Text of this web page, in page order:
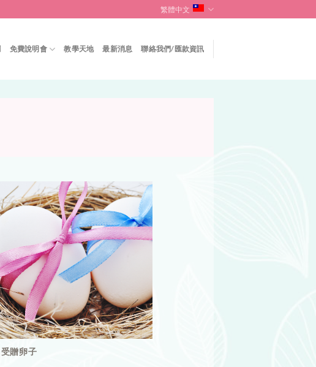
繁體中文
免費說明會 教學天地 最新消息 聯絡我們/匯款資訊
受贈卵子